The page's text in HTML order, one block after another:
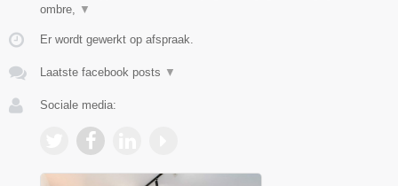
ombre,
▼
Er wordt gewerkt op afspraak.
Laatste facebook posts ▼
Sociale media: